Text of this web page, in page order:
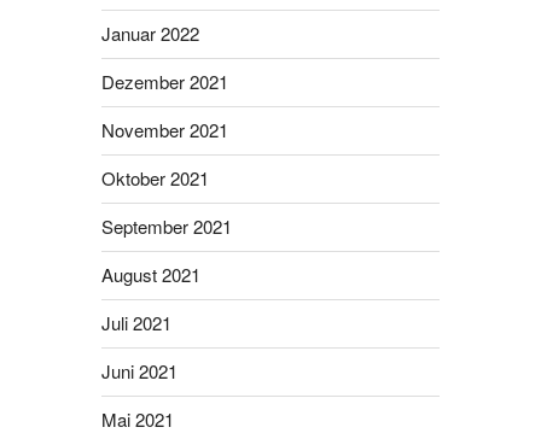
Januar 2022
Dezember 2021
November 2021
Oktober 2021
September 2021
August 2021
Juli 2021
Juni 2021
Mai 2021